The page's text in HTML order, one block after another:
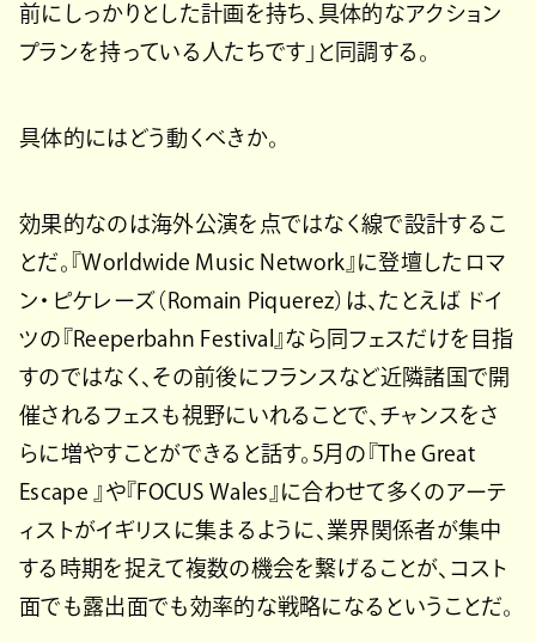
前にしっかりとした計画を持ち、具体的なアクション
プランを持っている人たちです」と同調する。
具体的にはどう動くべきか。
効果的なのは海外公演を点ではなく線で設計するこ
とだ。『Worldwide Music Network』に登壇したロマ
ン・ピケレーズ（Romain Piquerez）は、たとえば ドイ
ツの『Reeperbahn Festival』なら同フェスだけを目指
すのではなく、その前後にフランスなど近隣諸国で開
催されるフェスも視野にいれることで、チャンスをさ
らに増やすことができると話す。5月の『The Great
Escape 』や『FOCUS Wales』に合わせて多くのアーテ
ィストがイギリスに集まるように、業界関係者が集中
する時期を捉えて複数の機会を繋げることが、コスト
面でも露出面でも効率的な戦略になるということだ。